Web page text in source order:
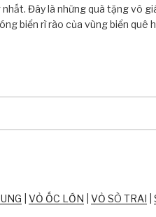
Đây là những quà tặng vô
biển rì rào của vùng biển quê
VỎ ỐC LỚN VỎ SÒ TRAI